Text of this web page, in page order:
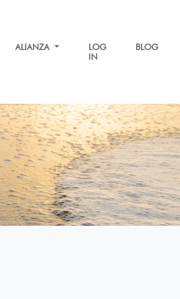
ALIANZA
LOG
IN
BLOG